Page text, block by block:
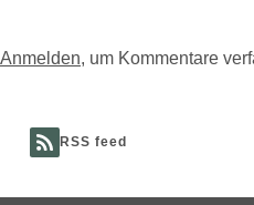
Anmelden, um Kommentare
RSS feed